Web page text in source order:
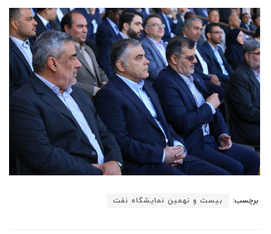
برچسب: بیست و نهمین نمایشگاه نفت